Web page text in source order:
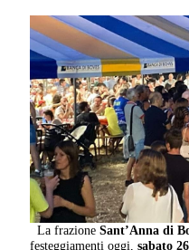
La frazioneSant’Anna di
festeggiamenti oggi,sabato